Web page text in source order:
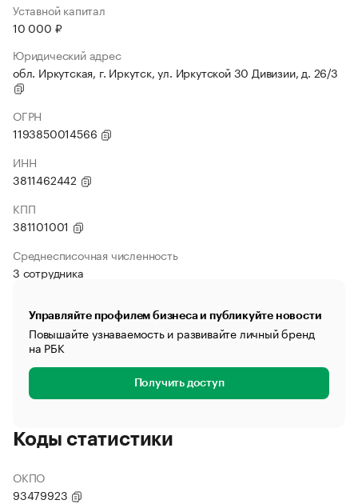
Уставной капитал
10 000 ₽
Юридический адрес
обл. Иркутская, г. Иркутск, ул. Иркутской 30 Дивизии, д. 26/3
ОГРН
1193850014566
ИНН
3811462442
КПП
381101001
Среднесписочная численность
3 сотрудника
Управляйте профилем бизнеса и публикуйте новости
Повышайте узнаваемость и развивайте личный бренд
на РБК
Получить доступ
Коды статистики
ОКПО
93479923